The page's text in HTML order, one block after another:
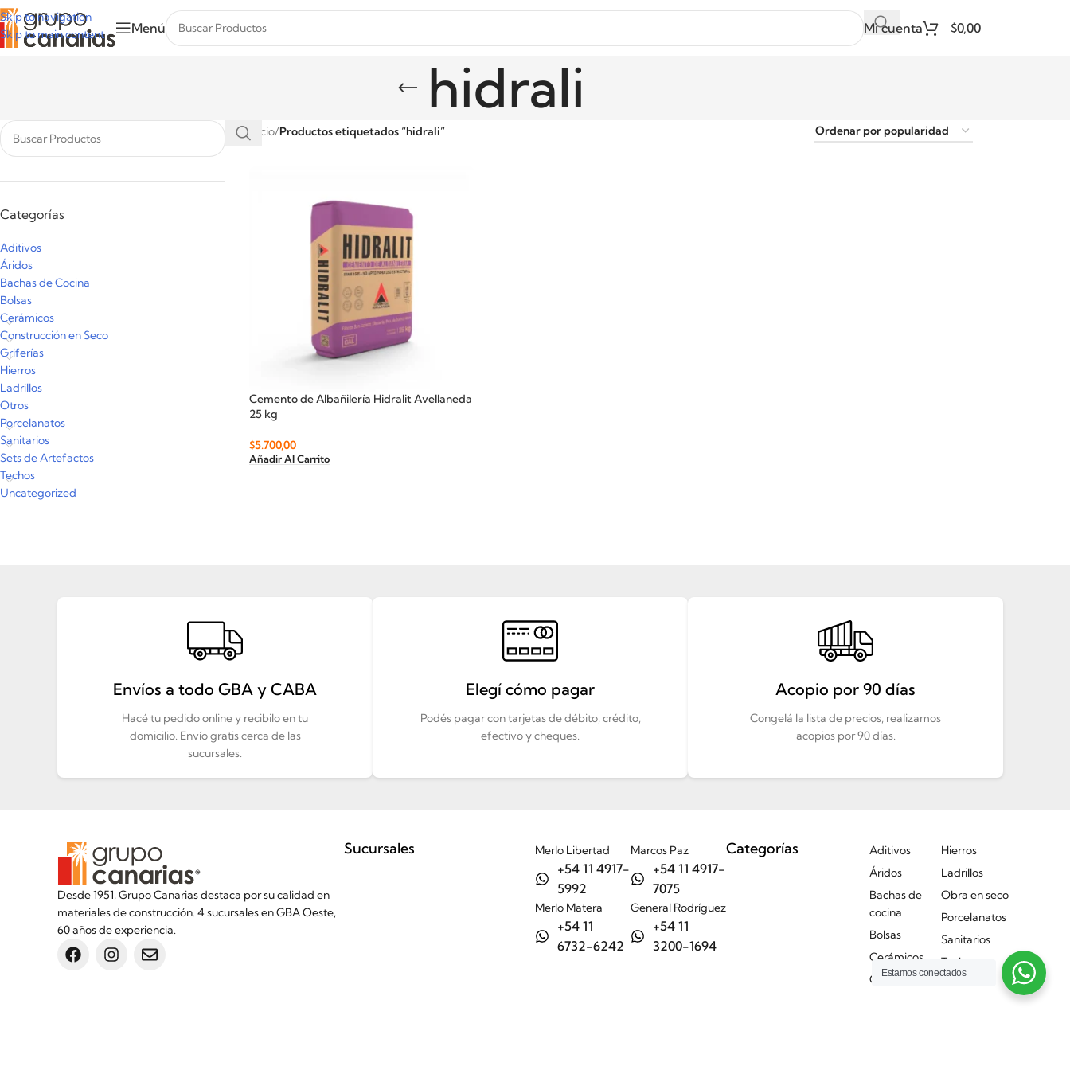
Skip to navigation
Skip to main content
Menú Mi cuenta $0,00
hidrali
Categorías
Aditivos
Áridos
Bachas de Cocina
Bolsas
Cerámicos
Construcción en Seco
Griferías
Hierros
Ladrillos
Otros
Porcelanatos
Sanitarios
Sets de Artefactos
Techos
Uncategorized
Inicio/Productos etiquetados “hidrali”
Cemento de Albañilería Hidralit Avellaneda
25 kg
$5.700,00
Añadir Al Carrito
Envíos a todo GBA y CABA
Hacé tu pedido online y recibilo en tu
domicilio. Envío gratis cerca de las
sucursales.
Elegí cómo pagar
Podés pagar con tarjetas de débito, crédito,
efectivo y cheques.
Acopio por 90 días
Congelá la lista de precios, realizamos
acopios por 90 días.
Desde 1951, Grupo Canarias destaca por su calidad en
materiales de construcción. 4 sucursales en GBA Oeste,
60 años de experiencia.
Sucursales Merlo Libertad
+54 11 4917-
5992
Merlo Matera
+54 11
6732-6242
Marcos Paz
+54 11 4917-
7075
General Rodríguez
+54 11
3200-1694
Categorías
Aditivos
Áridos
Bachas de
cocina
Bolsas
Cerámicos
Griferías
Hierros
Ladrillos
Obra en seco
Porcelanatos
Sanitarios
Techos
Estamos conectados